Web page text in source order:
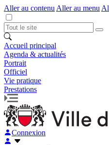
Aller au contenu Aller au menu
Accueil principal
Agenda & actualités
Portrait
Officiel
Vie pratique
Prestations
Connexion